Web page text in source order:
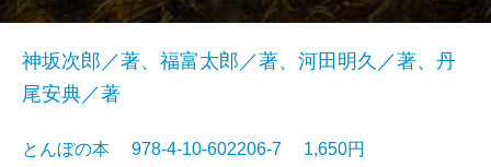
神坂次郎／著、福富太郎／著、河田明久／著、丹
尾安典／著
とんぼの本 978-4-10-602206-7 1,650円